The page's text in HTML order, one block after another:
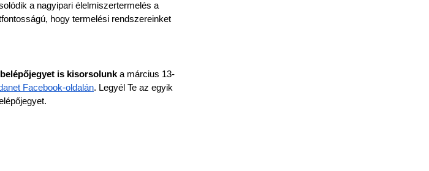
a nagyipari élelmiszertermelés a
hogy termelési rendszereinket
is kisorsolunk a március 13-
Facebook-oldalán. Legyél Te az egyik